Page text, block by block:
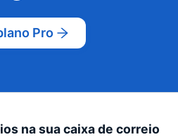
Pro
na sua caixa de correio